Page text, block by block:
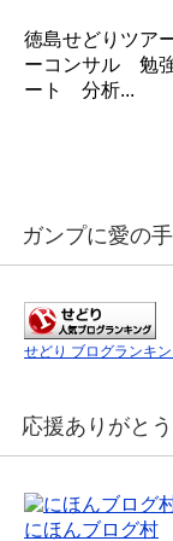
徳島せどりツア
ーコンサル 勉
ート 分析...
ガンプに愛の
せどり ブログランキ
応援ありがとう
にほんブログ村